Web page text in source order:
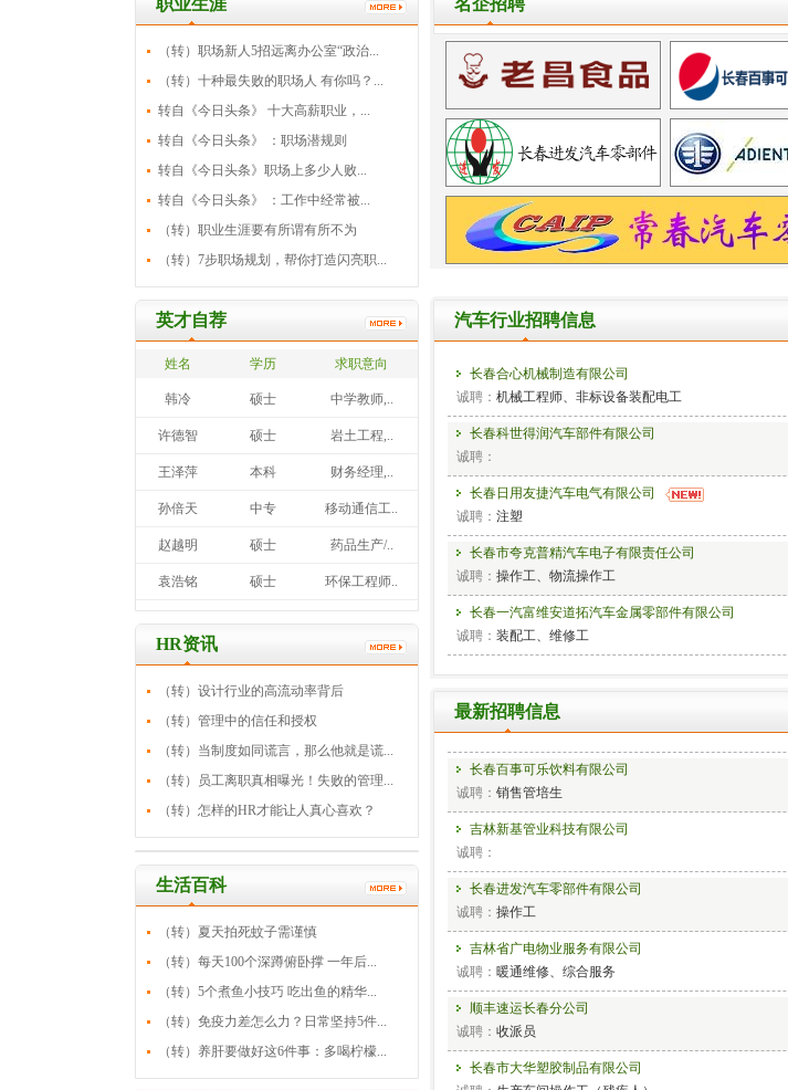
职业生涯
（转）职场新人5招远离办公室“政治...
（转）十种最失败的职场人 有你吗？...
转自《今日头条》 十大高薪职业，...
转自《今日头条》 ：职场潜规则
转自《今日头条》职场上多少人败...
转自《今日头条》 ：工作中经常被...
（转）职业生涯要有所谓有所不为
（转）7步职场规划，帮你打造闪亮职...
名企招聘
英才自荐
姓名 学历 求职意向
韩冷 硕士 中学教师,..
许德智 硕士 岩土工程,..
王泽萍 本科 财务经理,..
孙倍天 中专 移动通信工..
赵越明 硕士 药品生产/..
袁浩铭 硕士 环保工程师..
HR资讯
（转）设计行业的高流动率背后
（转）管理中的信任和授权
（转）当制度如同谎言，那么他就是谎...
（转）员工离职真相曝光！失败的管理...
（转）怎样的HR才能让人真心喜欢？
生活百科
（转）夏天拍死蚊子需谨慎
（转）每天100个深蹲俯卧撑 一年后...
（转）5个煮鱼小技巧 吃出鱼的精华...
（转）免疫力差怎么力？日常坚持5件...
（转）养肝要做好这6件事：多喝柠檬...
汽车行业招聘信息
长春合心机械制造有限公司
诚聘： 机械工程师、非标设备装配电工
长春科世得润汽车部件有限公司
诚聘：
长春日用友捷汽车电气有限公司
诚聘： 注塑
长春市夸克普精汽车电子有限责任公司
诚聘： 操作工、物流操作工
长春一汽富维安道拓汽车金属零部件有限公司
诚聘： 装配工、维修工
最新招聘信息
长春合心机械制造有限公司
诚聘：机械工程师、非标设备装配电工
长春百事可乐饮料有限公司
诚聘：
销售管培生
吉林新基管业科技有限公司
诚聘：
长春进发汽车零部件有限公司
诚聘：
操作工
吉林省广电物业服务有限公司
诚聘：
暖通维修、综合服务
顺丰速运长春分公司
诚聘：
收派员
长春市大华塑胶制品有限公司
诚聘：
生产车间操作工（残疾人）